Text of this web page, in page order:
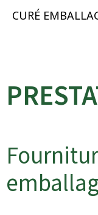
CURÉ